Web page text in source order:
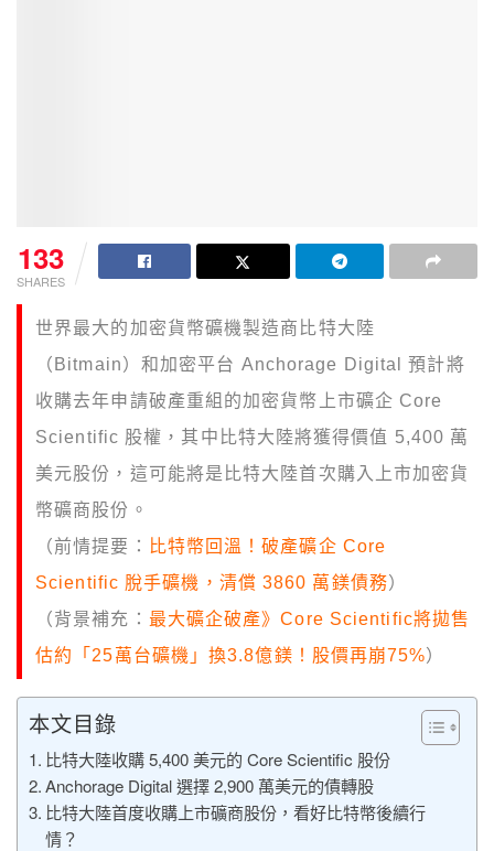
133
SHARES
世界最大的加密貨幣礦機製造商比特大陸
（Bitmain）和加密平台 Anchorage Digital 預計將
收購去年申請破產重組的加密貨幣上市礦企 Core
Scientific 股權，其中比特大陸將獲得價值 5,400 萬
美元股份，這可能將是比特大陸首次購入上市加密貨
幣礦商股份。
（前情提要：
比特幣回溫！破產礦企 Core
Scientific 脫手礦機，清償 3860 萬鎂債務）
（背景補充： 最大礦企破產》Core Scientific將拋售
估約「25萬台礦機」換3.8億鎂！股價再崩75%）
本文目錄
比特大陸收購 5,400 美元的 Core Scientific 股份
Anchorage Digital 選擇 2,900 萬美元的債轉股
比特大陸首度收購上市礦商股份，看好比特幣後續行
情？